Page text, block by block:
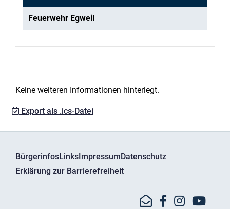
Feuerwehr Egweil
Keine weiteren Informationen hinterlegt.
Export als .ics-Datei
BürgerinfosLinksImpressumDatenschutz
Erklärung zur Barrierefreiheit